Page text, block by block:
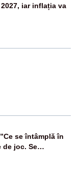
iar inflația va
se întâmplă în
de joc. Se
de prost”